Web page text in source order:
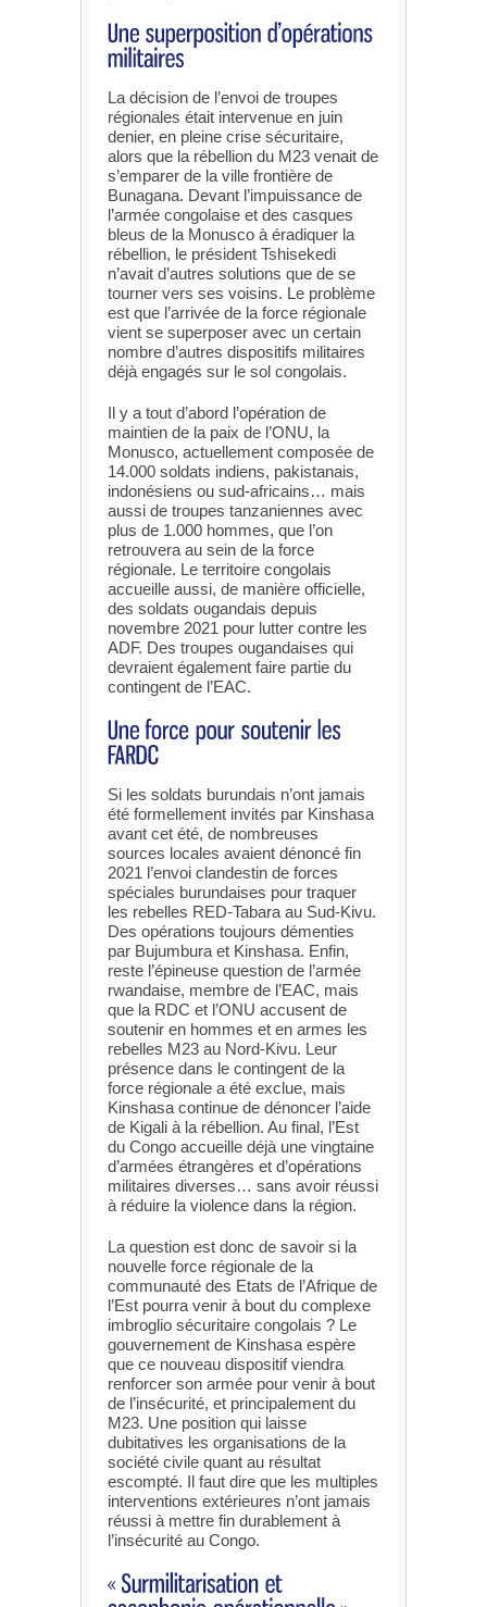
La décision de l’envoi de troupes
régionales était intervenue en juin
denier, en pleine crise sécuritaire,
alors que la rébellion du M23 venait de
s’emparer de la ville frontière de
Bunagana. Devant l’impuissance de
l’armée congolaise et des casques
bleus de la Monusco à éradiquer la
rébellion, le président Tshisekedi
n’avait d’autres solutions que de se
tourner vers ses voisins. Le problème
est que l’arrivée de la force régionale
vient se superposer avec un certain
nombre d’autres dispositifs militaires
déjà engagés sur le sol congolais.
Il y a tout d’abord l’opération de
maintien de la paix de l’ONU, la
Monusco, actuellement composée de
14.000 soldats indiens, pakistanais,
indonésiens ou sud-africains… mais
aussi de troupes tanzaniennes avec
plus de 1.000 hommes, que l’on
retrouvera au sein de la force
régionale. Le territoire congolais
accueille aussi, de manière officielle,
des soldats ougandais depuis
novembre 2021 pour lutter contre les
ADF. Des troupes ougandaises qui
devraient également faire partie du
contingent de l’EAC.
Si les soldats burundais n’ont jamais
été formellement invités par Kinshasa
avant cet été, de nombreuses
sources locales avaient dénoncé fin
2021 l’envoi clandestin de forces
spéciales burundaises pour traquer
les rebelles RED-Tabara au Sud-Kivu.
Des opérations toujours démenties
par Bujumbura et Kinshasa. Enfin,
reste l’épineuse question de l’armée
rwandaise, membre de l’EAC, mais
que la RDC et l’ONU accusent de
soutenir en hommes et en armes les
rebelles M23 au Nord-Kivu. Leur
présence dans le contingent de la
force régionale a été exclue, mais
Kinshasa continue de dénoncer l’aide
de Kigali à la rébellion. Au final, l’Est
du Congo accueille déjà une vingtaine
d’armées étrangères et d’opérations
militaires diverses… sans avoir réussi
à réduire la violence dans la région.
La question est donc de savoir si la
nouvelle force régionale de la
communauté des Etats de l’Afrique de
l’Est pourra venir à bout du complexe
imbroglio sécuritaire congolais ? Le
gouvernement de Kinshasa espère
que ce nouveau dispositif viendra
renforcer son armée pour venir à bout
de l’insécurité, et principalement du
M23. Une position qui laisse
dubitatives les organisations de la
société civile quant au résultat
escompté. Il faut dire que les multiples
interventions extérieures n’ont jamais
réussi à mettre fin durablement à
l’insécurité au Congo.